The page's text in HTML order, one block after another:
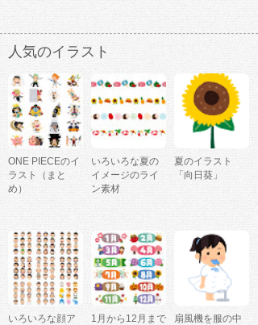
人気のイラスト
ONE PIECEのイ
ラスト（まと
め）
いろいろな夏の
イメージのライ
ン素材
夏のイラスト
「向日葵」
いろいろな顔ア
1月から12月まで
扇風機を服の中